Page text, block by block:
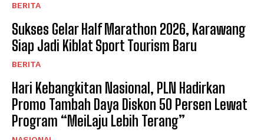
BERITA
Sukses Gelar Half Marathon 2026, Karawang
Siap Jadi Kiblat Sport Tourism Baru ​
BERITA
Hari Kebangkitan Nasional, PLN Hadirkan
Promo Tambah Daya Diskon 50 Persen Lewat
Program “MeiLaju Lebih Terang”